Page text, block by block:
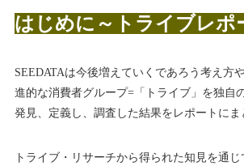
はじめに～トライブレポ
SEEDATAは今後増えていくであろう考え方
進的な消費者グループ=「トライブ」を独自
発見、定義し、調査した結果をレポートにま
トライブ・リサーチから得られた知見を通